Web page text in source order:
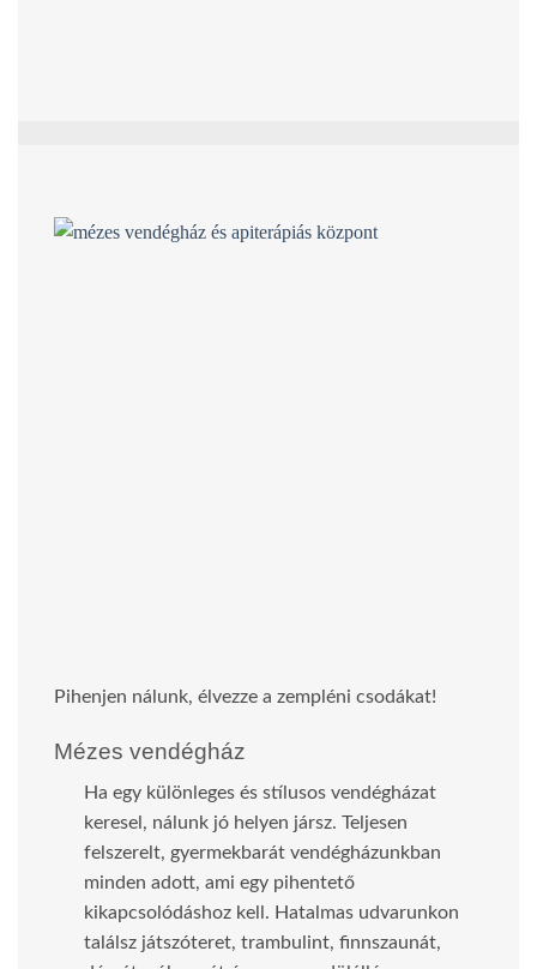
Pihenjen nálunk, élvezze a zempléni csodákat!
Mézes vendégház
Ha egy különleges és stílusos vendégházat
keresel, nálunk jó helyen jársz. Teljesen
felszerelt, gyermekbarát vendégházunkban
minden adott, ami egy pihentető
kikapcsolódáshoz kell. Hatalmas udvarunkon
találsz játszóteret, trambulint, finnszaunát,